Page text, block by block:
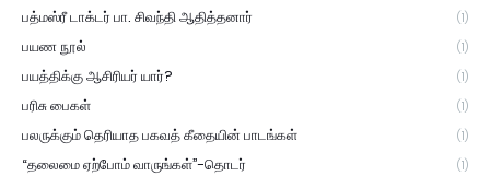
பத்மஸ்ரீ டாக்டர் பா. சிவந்தி ஆதித்தனார் (1)
பயண நூல் (1)
பயத்திக்கு ஆசிரியர் யார்? (1)
பரிசு பைகள் (1)
பலருக்கும் தெரியாத பகவத் கீதையின் பாடங்கள் (1)
“தலைமை ஏற்போம் வாருங்கள்”-தொடர் (1)